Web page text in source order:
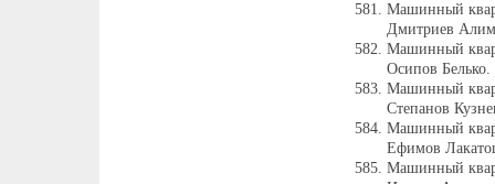
Машинный
Дмитриев
Машинный
Осипов Белько.
Машинный
Степанов
Машинный
Ефимов
Машинный